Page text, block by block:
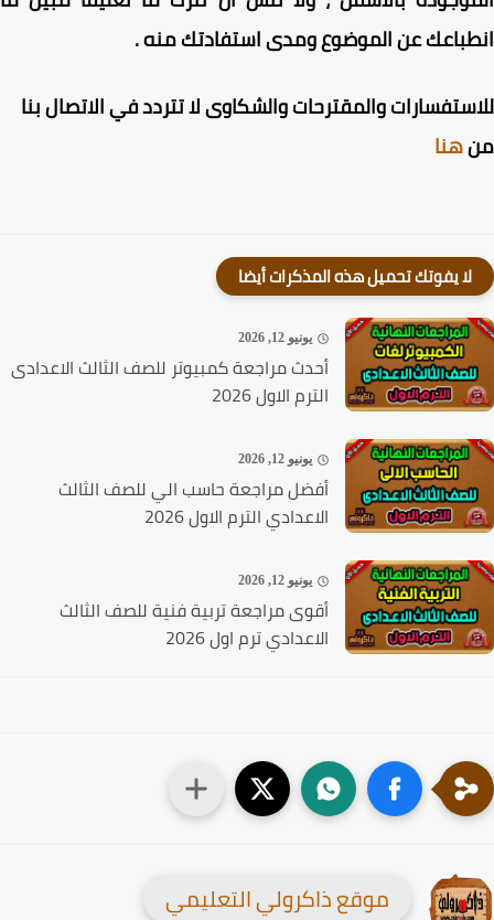
عن الموضوع ومدى استفادتك منه .
والمقترحات والشكاوى لا تتردد في الاتصال بنا
هنا
لا يفوتك تحميل هذه المذكرات أيضا
يونيو 12, 2026
أحدث مراجعة كمبيوتر للصف الثالث الاعدادى
الترم الاول 2026
يونيو 12, 2026
أفضل مراجعة حاسب الي للصف الثالث
الاعدادي الترم الاول 2026
يونيو 12, 2026
أقوى مراجعة تربية فنية للصف الثالث
الاعدادي ترم اول 2026
موقع ذاكرولي التعليمي